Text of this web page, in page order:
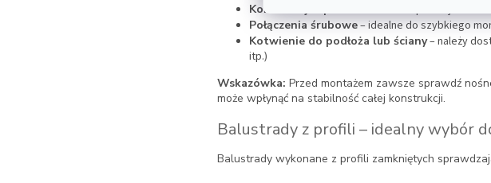
Konstrukcja spawana
Połączenia śrubowe– idealne do szybkiego
Kotwienie do podłoża lub ściany– należy
itp.)
Wskazówka: Przed montażem zawsze sprawdź
może wpłynąć na stabilność całej konstrukcji.
Balustrady z profili – idealny wybór
Balustrady wykonane z profili zamkniętych